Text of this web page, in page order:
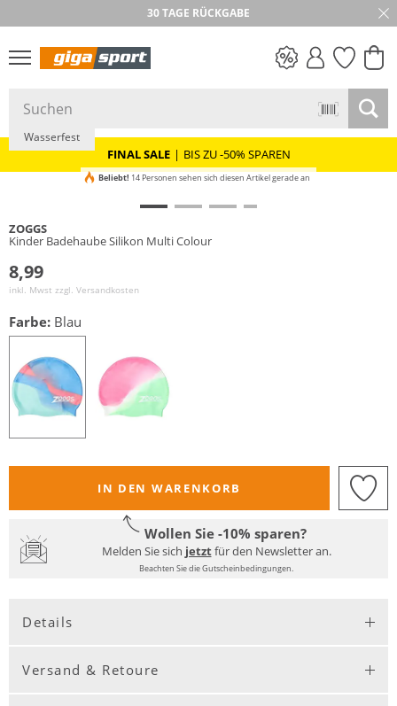
30 TAGE RÜCKGABE
PREIS & WERT
FINAL SALE | BIS ZU -50% SPAREN
Wasserfest
Beliebt! 14 Personen sehen sich diesen Artikel gerade an
ZOGGS
Kinder Badehaube Silikon Multi Colour
8,99
inkl. Mwst zzgl. Versandkosten
Farbe: Blau
IN DEN WARENKORB
Wollen Sie -10% sparen?
Melden Sie sich jetztfür den Newsletter an.
Beachten Sie die Gutscheinbedingungen.
Details
Versand & Retoure